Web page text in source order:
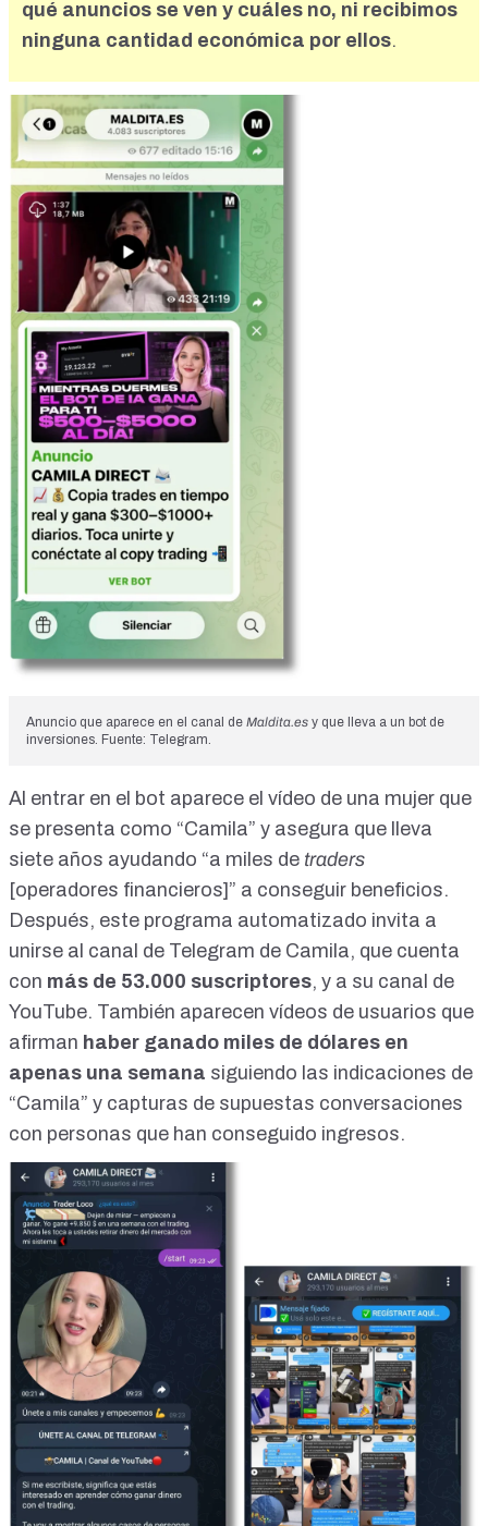
qué anuncios se ven y cuáles no, ni recibimos
ninguna cantidad económica por ellos.
Anuncio que aparece en el canal de Maldita.es y que lleva a un bot de
inversiones. Fuente: Telegram.
Al entrar en el bot aparece el vídeo de una mujer que
se presenta como “Camila” y asegura que lleva
siete años ayudando “a miles de traders
[operadores financieros]” a conseguir beneficios.
Después, este programa automatizado invita a
unirse al canal de Telegram de Camila, que cuenta
con más de 53.000 suscriptores, y a su canal de
YouTube. También aparecen vídeos de usuarios que
afirman haber ganado miles de dólares en
apenas una semana siguiendo las indicaciones de
“Camila” y capturas de supuestas conversaciones
con personas que han conseguido ingresos.